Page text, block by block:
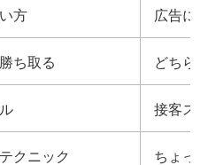
方 広告に
ち取る どちら
接客ス
クニック ちょっ